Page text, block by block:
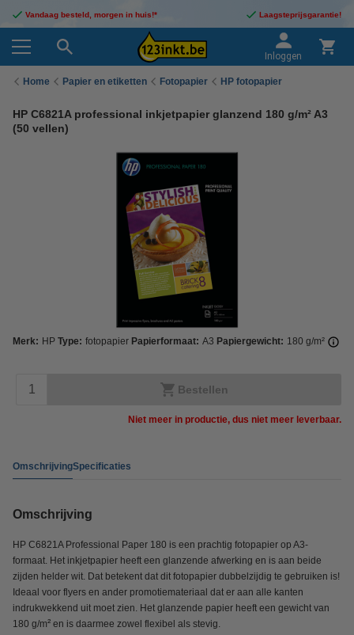
Vandaag besteld, morgen in huis!* Laagsteprijsgarantie!
Inloggen
Home Papier en etiketten Fotopapier HP fotopapier
HP C6821A professional inkjetpapier glanzend 180 g/m² A3
(50 vellen)
Merk: HP Type: fotopapier Papierformaat: A3 Papiergewicht: 180 g/m²
Bestellen
Niet meer in productie, dus niet meer leverbaar.
OmschrijvingSpecificaties
Omschrijving
HP C6821A Professional Paper 180 is een prachtig fotopapier op A3-
formaat. Het inkjetpapier heeft een glanzende afwerking en is aan beide
zijden helder wit. Dat betekent dat dit fotopapier dubbelzijdig te gebruiken is!
Ideaal voor flyers en ander promotiemateriaal dat er aan alle kanten
indrukwekkend uit moet zien. Het glanzende papier heeft een gewicht van
180 g/m² en is daarmee zowel flexibel als stevig.